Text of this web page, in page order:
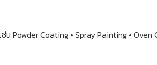
น Powder Coating • Spray Painting • Oven